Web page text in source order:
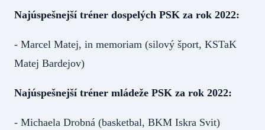
Najúspešnejší tréner dospelých PSK za rok 2022:
- Marcel Matej, in memoriam (silový šport, KSTaK
Matej Bardejov)
Najúspešnejší tréner mládeže PSK za rok 2022:
- Michaela Drobná (basketbal, BKM Iskra Svit)